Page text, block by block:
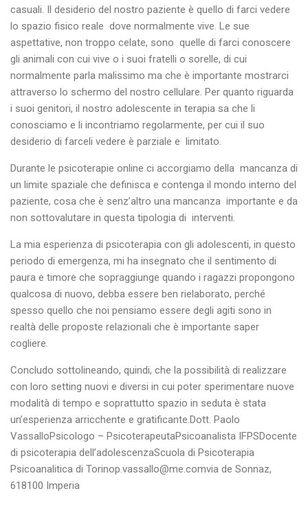
casuali. Il desiderio del nostro paziente è quello di farci vedere
lo spazio fisico reale dove normalmente vive. Le sue
aspettative, non troppo celate, sono quelle di farci conoscere
gli animali con cui vive o i suoi fratelli o sorelle, di cui
normalmente parla malissimo ma che è importante mostrarci
attraverso lo schermo del nostro cellulare. Per quanto riguarda
i suoi genitori, il nostro adolescente in terapia sa che li
conosciamo e li incontriamo regolarmente, per cui il suo
desiderio di farceli vedere è parziale e limitato.
Durante le psicoterapie online ci accorgiamo della mancanza di
un limite spaziale che definisca e contenga il mondo interno del
paziente, cosa che è senz’altro una mancanza importante e da
non sottovalutare in questa tipologia di interventi.
La mia esperienza di psicoterapia con gli adolescenti, in questo
periodo di emergenza, mi ha insegnato che il sentimento di
paura e timore che sopraggiunge quando i ragazzi propongono
qualcosa di nuovo, debba essere ben rielaborato, perché
spesso quello che noi pensiamo essere degli agiti sono in
realtà delle proposte relazionali che è importante saper
cogliere.
Concludo sottolineando, quindi, che la possibilità di realizzare
con loro setting nuovi e diversi in cui poter sperimentare nuove
modalità di tempo e soprattutto spazio in seduta è stata
un’esperienza arricchente e gratificante.Dott. Paolo
VassalloPsicologo – PsicoterapeutaPsicoanalista IFPSDocente
di psicoterapia dell’adolescenzaScuola di Psicoterapia
Psicoanalitica di Torinop.vassallo@me.comvia de Sonnaz,
618100 Imperia